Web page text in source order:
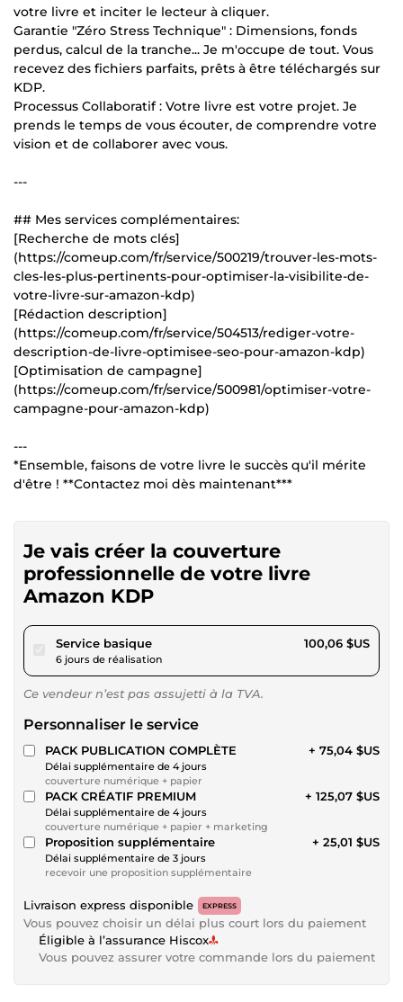
votre livre et inciter le lecteur à cliquer.
Garantie "Zéro Stress Technique" : Dimensions, fonds
perdus, calcul de la tranche... Je m'occupe de tout. Vous
recevez des fichiers parfaits, prêts à être téléchargés sur
KDP.
Processus Collaboratif : Votre livre est votre projet. Je
prends le temps de vous écouter, de comprendre votre
vision et de collaborer avec vous.
---
## Mes services complémentaires:
[Recherche de mots clés]
(https://comeup.com/fr/service/500219/trouver-les-mots-
cles-les-plus-pertinents-pour-optimiser-la-visibilite-de-
votre-livre-sur-amazon-kdp)
[Rédaction description]
(https://comeup.com/fr/service/504513/rediger-votre-
description-de-livre-optimisee-seo-pour-amazon-kdp)
[Optimisation de campagne]
(https://comeup.com/fr/service/500981/optimiser-votre-
campagne-pour-amazon-kdp)
---
*Ensemble, faisons de votre livre le succès qu'il mérite
d'être ! **Contactez moi dès maintenant***
Je vais créer la couverture
professionnelle de votre livre
Amazon KDP
Service basiquepour 92,22 $US
6 jours de réalisation
100,06 $US
Ce vendeur n’est pas assujetti à la TVA.
Personnaliser le service
PACK PUBLICATION COMPLÈTE
Délai supplémentaire de 4 jours
couverture numérique + papier
+ 75,04 $US
PACK CRÉATIF PREMIUM
Délai supplémentaire de 4 jours
couverture numérique + papier + marketing
+ 125,07 $US
Proposition supplémentaire
Délai supplémentaire de 3 jours
recevoir une proposition supplémentaire
+ 25,01 $US
Livraison express disponible EXPRESS
Vous pouvez choisir un délai plus court lors du paiement
Éligible à l’assurance Hiscox
Vous pouvez assurer votre commande lors du paiement